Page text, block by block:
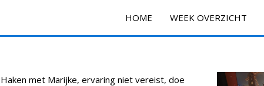
HOME WEEK OVERZICHT
Haken met Marijke, ervaring niet vereist, doe